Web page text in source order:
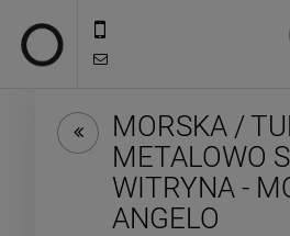
MORSKA /
METALOWO
WITRYNA -
ANGELO